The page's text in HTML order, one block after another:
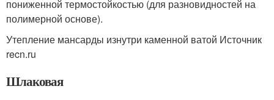
пониженной термостойкостью (для разновидностей на
полимерной основе).
Утепление мансарды изнутри каменной ватой Источник
recn.ru
Шлаковая